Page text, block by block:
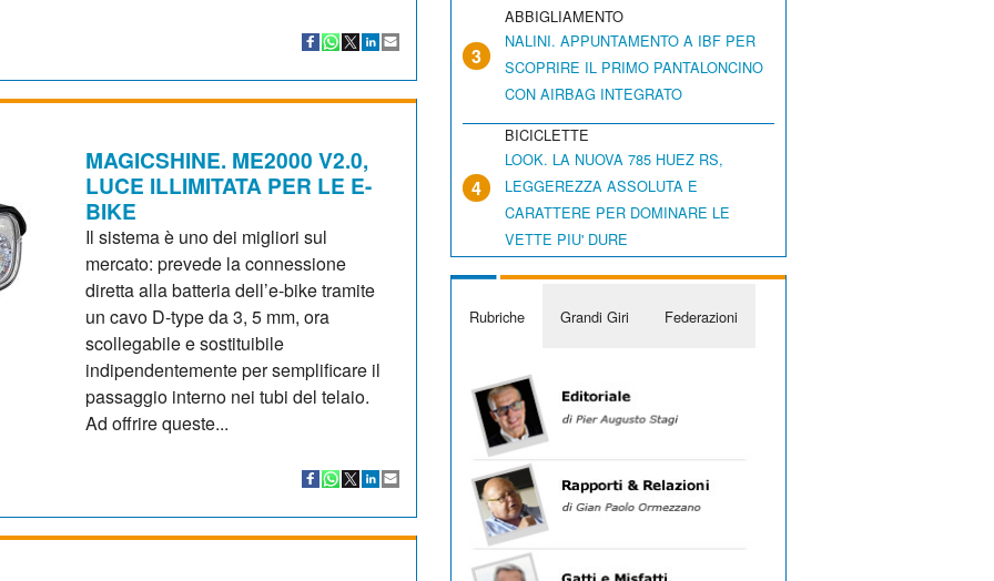
MAGICSHINE. ME2000 V2.0,
LUCE ILLIMITATA PER LE E-
BIKE
Il sistema è uno dei migliori sul
mercato: prevede la connessione
diretta alla batteria dell’e-bike tramite
un cavo D-type da 3, 5 mm, ora
scollegabile e sostituibile
indipendentemente per semplificare il
passaggio interno nei tubi del telaio.
Ad offrire queste...
3
ABBIGLIAMENTO
NALINI. APPUNTAMENTO A IBF PER
SCOPRIRE IL PRIMO PANTALONCINO
CON AIRBAG INTEGRATO
4
BICICLETTE
LOOK. LA NUOVA 785 HUEZ RS,
LEGGEREZZA ASSOLUTA E
CARATTERE PER DOMINARE LE
VETTE PIU' DURE
Rubriche Grandi Giri Federazioni